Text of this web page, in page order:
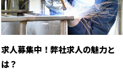
求人募集中！弊社求人の魅力と
は？